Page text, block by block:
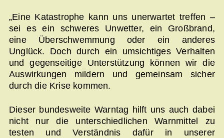
„Eine Katastrophe kann uns unerwartet treffen –
sei es ein schweres Unwetter, ein Großbrand,
eine Überschwemmung oder ein anderes
Unglück. Doch durch ein umsichtiges Verhalten
und gegenseitige Unterstützung können wir die
Auswirkungen mildern und gemeinsam sicher
durch die Krise kommen.
Dieser bundesweite Warntag hilft uns auch dabei
nicht nur die unterschiedlichen Warnmittel zu
testen und Verständnis dafür in unserer